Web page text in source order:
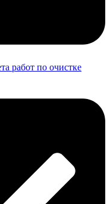
работ по очистке